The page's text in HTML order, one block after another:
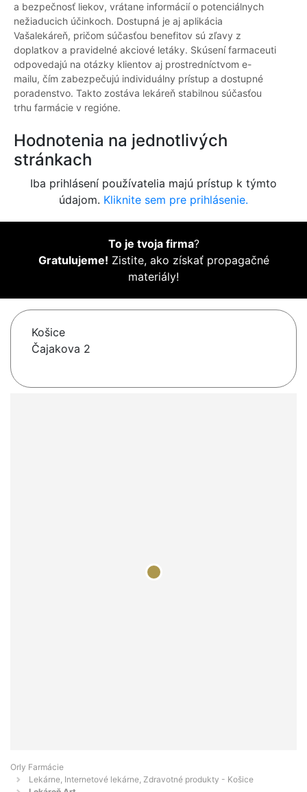
a bezpečnosť liekov, vrátane informácií o potenciálnych
nežiaducich účinkoch. Dostupná je aj aplikácia
Vašalekáreň, pričom súčasťou benefitov sú zľavy z
doplatkov a pravidelné akciové letáky. Skúsení farmaceuti
odpovedajú na otázky klientov aj prostredníctvom e-
mailu, čím zabezpečujú individuálny prístup a dostupné
poradenstvo. Takto zostáva lekáreň stabilnou súčasťou
trhu farmácie v regióne.
Hodnotenia na jednotlivých
stránkach
Iba prihlásení používatelia majú prístup k týmto
údajom. Kliknite sem pre prihlásenie.
To je tvoja firma?
Gratulujeme! Zistite, ako získať propagačné
materiály!
Košice
Čajakova 2
Orly Farmácie
Lekárne, Internetové lekárne, Zdravotné produkty - Košice